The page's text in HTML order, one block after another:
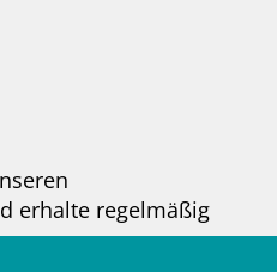
erhalte regelmäßig